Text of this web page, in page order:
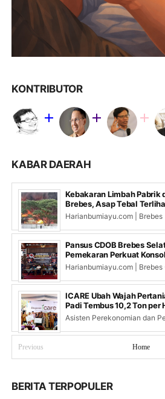
KONTRIBUTOR
KABAR DAERAH
Kebakaran Limbah Pabrik
Brebes, Asap Tebal
Harianbumiayu.com |
Pansus CDOB Brebes
Pemekaran Perkuat
Harianbumiayu.com | Brebes
ICARE Ubah Wajah
Padi Tembus 10,2 Ton per
Asisten Perekonomian dan
Previous Home
BERITA TERPOPULER